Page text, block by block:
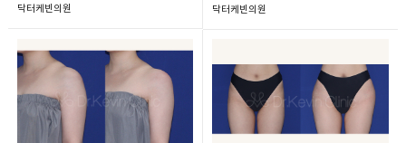
닥터케빈의원 닥터케빈의원